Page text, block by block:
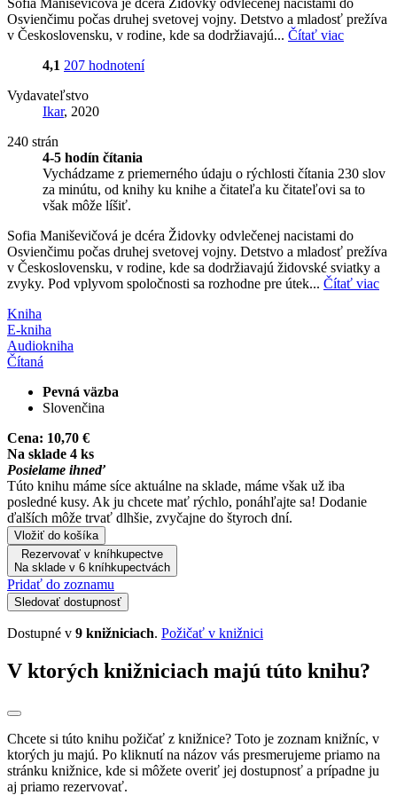
Osvienčimu počas druhej svetovej vojny. Detstvo a mladosť prežíva
v Československu, v rodine, kde sa dodržiavajú... Čítať viac
4,1 207 hodnotení
Vydavateľstvo
Ikar, 2020
240 strán
4-5 hodín čítania
Vychádzame z priemerného údaju o rýchlosti čítania 230 slov
za minútu, od knihy ku knihe a čitateľa ku čitateľovi sa to
však môže líšiť.
Sofia Maniševičová je dcéra Židovky odvlečenej nacistami do
Osvienčimu počas druhej svetovej vojny. Detstvo a mladosť prežíva
v Československu, v rodine, kde sa dodržiavajú židovské sviatky a
zvyky. Pod vplyvom spoločnosti sa rozhodne pre útek... Čítať viac
Kniha
E-kniha
Audiokniha
Čítaná
Pevná väzba
Slovenčina
Cena: 10,70 €
Na sklade 4 ks
Posielame ihneď
Túto knihu máme síce aktuálne na sklade, máme však už iba
posledné kusy. Ak ju chcete mať rýchlo, ponáhľajte sa! Dodanie
ďalších môže trvať dlhšie, zvyčajne do štyroch dní.
Vložiť do košíka
Rezervovať v kníhkupectve
Na sklade v 6 kníhkupectvách
Pridať do zoznamu
Sledovať dostupnosť
Dostupné v 9 knižniciach. Požičať v knižnici
V ktorých knižniciach majú túto knihu?
Chcete si túto knihu požičať z knižnice? Toto je zoznam knižníc, v
ktorých ju majú. Po kliknutí na názov vás presmerujeme priamo na
stránku knižnice, kde si môžete overiť jej dostupnosť a prípadne ju
aj priamo rezervovať.